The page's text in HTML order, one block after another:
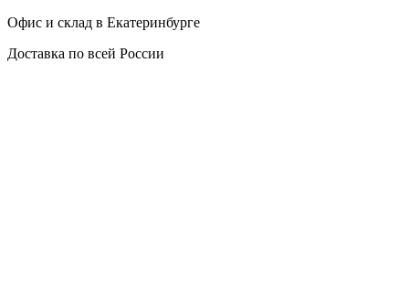
Офис и склад в Екатеринбурге
Доставка по всей России